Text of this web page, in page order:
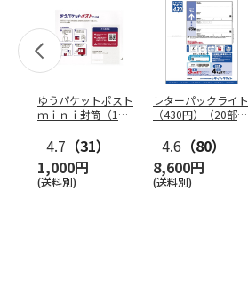
ゆうパケットポスト
ｍｉｎｉ封筒（1個
4.7 （31）
1,000円
(送料別)
レターパックライト
（430円）（20部セ
4.6 （80）
8,600円
(送料別)